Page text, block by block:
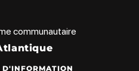
communautaire
D'INFORMATION